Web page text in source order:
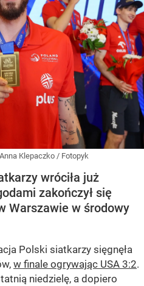
Anna Klepaczko / Fotopyk
wróciła już
zakończył się
Warszawie w środowy
Polski siatkarzy sięgnęła
w finale ogrywając USA 3:2.
niedzielę, a dopiero